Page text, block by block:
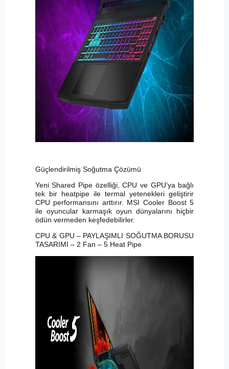
Güçlendirilmiş Soğutma Çözümü
Yeni Shared Pipe özelliği, CPU ve GPU’ya bağlı
tek bir heatpipe ile termal yetenekleri geliştirir
CPU performansını arttırır. MSI Cooler Boost 5
ile oyuncular karmaşık oyun dünyalarını hiçbir
ödün vermeden keşfedebilirler.
CPU & GPU – PAYLAŞIMLI SOĞUTMA BORUSU
TASARIMI – 2 Fan – 5 Heat Pipe